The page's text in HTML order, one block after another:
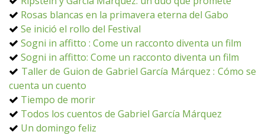
Rosas blancas en la primavera eterna del Gabo
Se inició el rollo del Festival
Sogni in affitto : Come un racconto diventa un film
Sogni in affitto: Come un racconto diventa un film
Taller de Guion de Gabriel García Márquez : Cómo se
cuenta un cuento
Tiempo de morir
Todos los cuentos de Gabriel García Márquez
Un domingo feliz